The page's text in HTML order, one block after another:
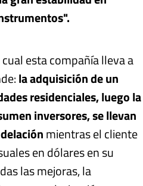
esta compañía lleva a
la adquisición de un
residenciales, luego la
inversores, se llevan
mientras el cliente
en dólares en su
las mejoras, la